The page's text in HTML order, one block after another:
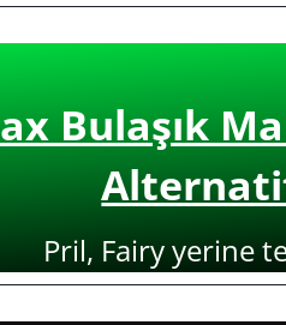
Bulaşık
Pril, Fairy yerine